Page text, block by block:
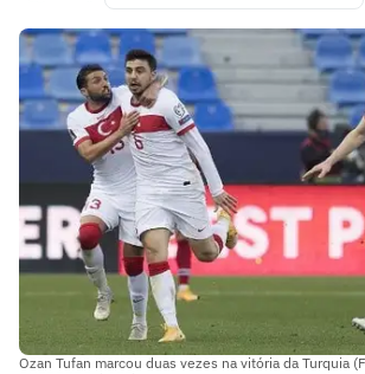
Ozan Tufan marcou duas vezes na vitória da Turquia